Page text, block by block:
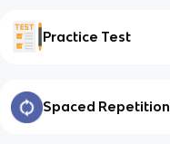
Practice Test
Spaced Repetition